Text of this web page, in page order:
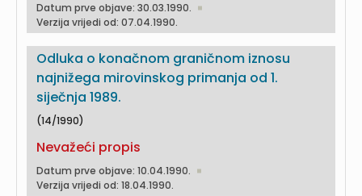
Datum prve objave: 30.03.1990.
Verzija vrijedi od: 07.04.1990.
Odluka o konačnom graničnom iznosu
najnižega mirovinskog primanja od 1.
siječnja 1989.
(14/1990)
Nevažeći propis
Datum prve objave: 10.04.1990.
Verzija vrijedi od: 18.04.1990.